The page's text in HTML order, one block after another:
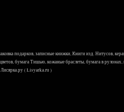
подарков, записные книжки, Книги изд. Нитусов,
бумага Тишью, кожаные браслеты, бумага в
( Lisyarka.ru )